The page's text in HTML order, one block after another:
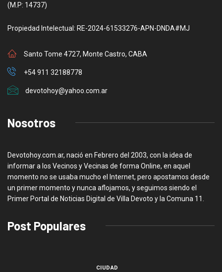
(M.P: 14737)
Propiedad Intelectual: RE-2024-61533276-APN-DNDA#MJ
Santo Tome 4727, Monte Castro, CABA
+54 911 32188778
devotohoy@yahoo.com.ar
Nosotros
Devotohoy.com.ar, nació en Febrero del 2003, con la idea de
informar a los Vecinos y Vecinas de forma Online, en aquel
momento no se usaba mucho el Internet, pero apostamos desde
un primer momento y nunca aflojamos, y seguimos siendo el
Primer Portal de Noticias Digital de Villa Devoto y la Comuna 11.
Post Populares
CIUDAD